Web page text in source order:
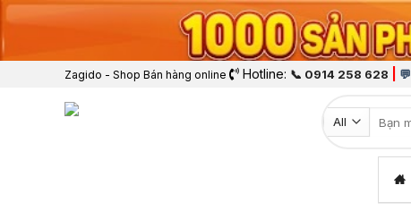
Zagido - Shop Bán hàng online Hotline: 📞 0914 258 628
Tìm